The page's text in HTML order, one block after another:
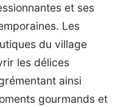
et ses
Les
du village
les délices
ainsi
gourmands et